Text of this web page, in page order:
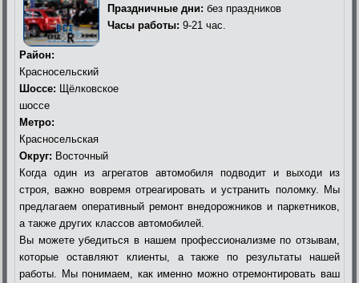
Праздничные дни: без праздников
Часы работы: 9-21 час.
Район:
Красносельский
Шоссе: Щёлковское
шоссе
Метро:
Красносельская
Округ: Восточный
Когда один из агрегатов автомобиля подводит и выходи из
строя, важно вовремя отреагировать и устранить поломку. Мы
предлагаем оперативный ремонт внедорожников и паркетников,
а также других классов автомобилей.
Вы можете убедиться в нашем профессионализме по отзывам,
которые оставляют клиенты, а также по результаты нашей
работы. Мы понимаем, как именно можно отремонтировать ваш